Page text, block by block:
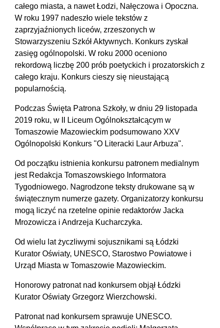
całego miasta, a nawet Łodzi, Nałęczowa i Opoczna.
W roku 1997 nadeszło wiele tekstów z
zaprzyjaźnionych liceów, zrzeszonych w
Stowarzyszeniu Szkół Aktywnych. Konkurs zyskał
zasięg ogólnopolski. W roku 2000 oceniono
rekordową liczbę 200 prób poetyckich i prozatorskich z
całego kraju. Konkurs cieszy się nieustającą
popularnością.
Podczas Święta Patrona Szkoły, w dniu 29 listopada
2019 roku, w II Liceum Ogólnokształcącym w
Tomaszowie Mazowieckim podsumowano XXV
Ogólnopolski Konkurs "O Literacki Laur Arbuza".
Od początku istnienia konkursu patronem medialnym
jest Redakcja Tomaszowskiego Informatora
Tygodniowego. Nagrodzone teksty drukowane są w
świątecznym numerze gazety. Organizatorzy konkursu
mogą liczyć na rzetelne opinie redaktorów Jacka
Mrozowicza i Andrzeja Kucharczyka.
Od wielu lat życzliwymi sojusznikami są Łódzki
Kurator Oświaty, UNESCO, Starostwo Powiatowe i
Urząd Miasta w Tomaszowie Mazowieckim.
Honorowy patronat nad konkursem objął Łódzki
Kurator Oświaty Grzegorz Wierzchowski.
Patronat nad konkursem sprawuje UNESCO.